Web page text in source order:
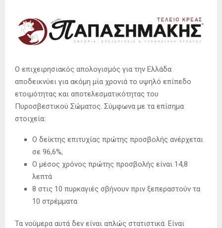
Ο επιχειρησιακός απολογισμός για την Ελλάδα
αποδεικνύει για ακόμη μία χρονιά το υψηλό επίπεδο
ετοιμότητας και αποτελεσματικότητας του
Πυροσβεστικού Σώματος. Σύμφωνα με τα επίσημα
στοιχεία:
Ο δείκτης επιτυχίας πρώτης προσβολής ανέρχεται
σε 96,6%,
Ο μέσος χρόνος πρώτης προσβολής είναι 14,8
λεπτά
8 στις 10 πυρκαγιές σβήνουν πριν ξεπεραστούν τα
10 στρέμματα
Τα νούμερα αυτά δεν είναι απλώς στατιστικά. Είναι